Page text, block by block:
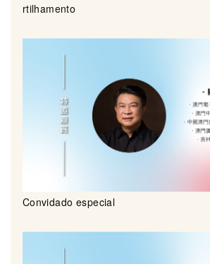
rtilhamento
Convidado especial